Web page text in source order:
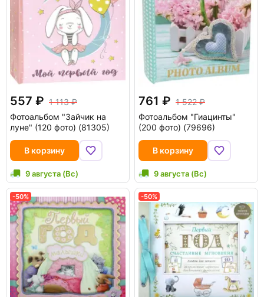
557
1 113
Фотоальбом "Зайчик на
луне" (120 фото) (81305)
В корзину
9 августа (Вс)
761
1 522
Фотоальбом "Гиацинты"
(200 фото) (79696)
В корзину
9 августа (Вс)
-50% -50%